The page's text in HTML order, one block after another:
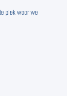
plek waar we